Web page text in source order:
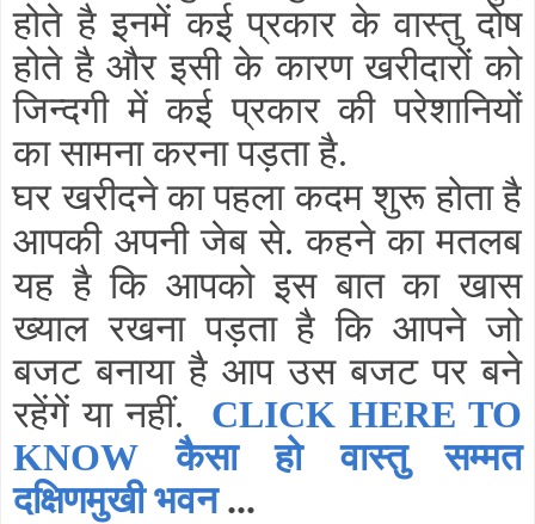
होते है इनमें कई प्रकार के वास्तु दोष
होते है और इसी के कारण खरीदारों को
जिन्दगी में कई प्रकार की परेशानियों
का सामना करना पड़ता है.
घर खरीदने का पहला कदम शुरू होता है
आपकी अपनी जेब से. कहने का मतलब
यह है कि आपको इस बात का खास
ख्याल रखना पड़ता है कि आपने जो
बजट बनाया है आप उस बजट पर बने
रहेंगें या नहीं. CLICK HERE TO
KNOW कैसा हो वास्तु सम्मत
दक्षिणमुखी भवन...